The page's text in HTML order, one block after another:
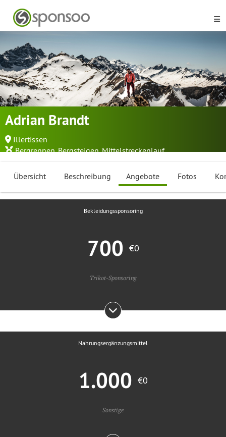
Adrian Brandt
Illertissen
Bergrennen,Bergsteigen,Mittelstreckenlauf...
Übersicht Beschreibung Angebote Fotos
Bekleidungssponsoring
700 €0
Trikot-Sponsoring
Nahrungsergänzungsmittel
1.000 €0
Sonstige